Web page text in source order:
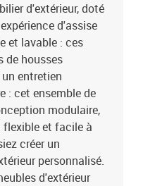
d'extérieur, doté
d'assise
et lavable : ces
de housses
entretien
: cet ensemble de
modulaire,
et facile à
créer un
personnalisé.
d'extérieur